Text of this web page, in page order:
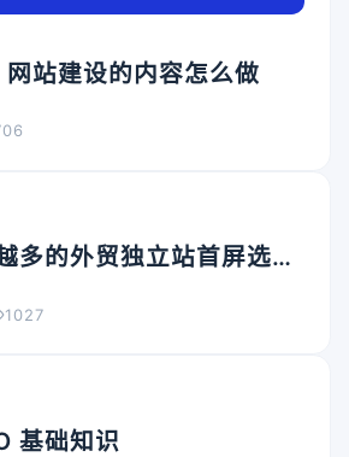
站建设的内容怎么做
多的外贸独立站首屏选择
1027
基础知识